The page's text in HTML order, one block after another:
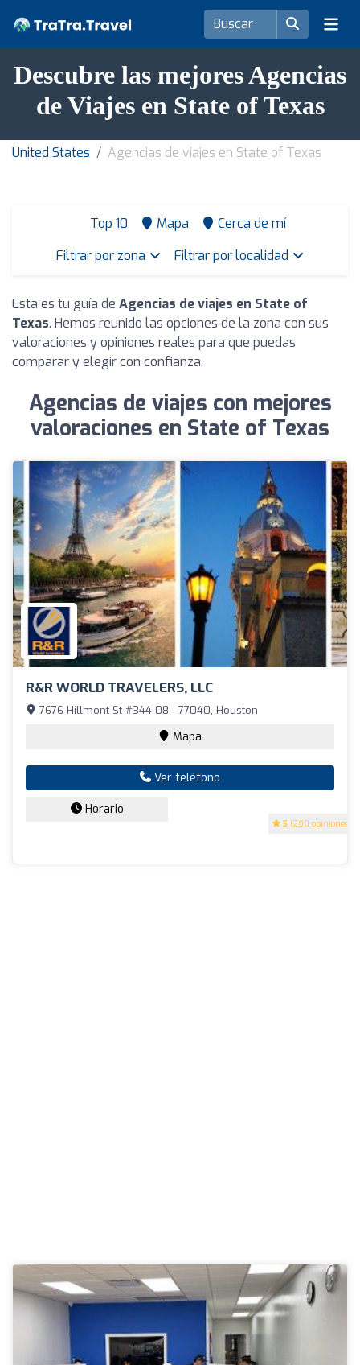
Descubre las mejores Agencias
de Viajes en State of Texas
United States Agencias de viajes en State of Texas
Top 10 Mapa
Cerca de mí
Filtrar por zona
Filtrar por localidad
Esta es tu guía de Agencias de viajes en State of
Texas. Hemos reunido las opciones de la zona con sus
valoraciones y opiniones reales para que puedas
comparar y elegir con confianza.
Agencias de viajes con mejores
valoraciones en State of Texas
R&R WORLD TRAVELERS, LLC
5 (200 opiniones)
7676 Hillmont St #344-08 - 77040, Houston
Mapa
Ver teléfono
Horario